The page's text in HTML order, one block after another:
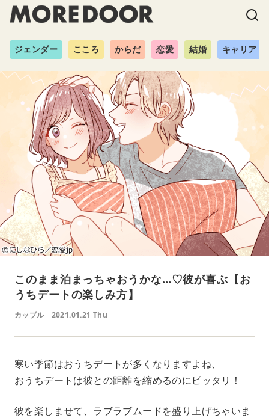
ジェンダー こころ からだ 恋愛 結婚 キャリア
このまま泊まっちゃおうかな…♡彼が喜ぶ【お
うちデートの楽しみ方】
カップル 2021.01.21 Thu
寒い季節はおうちデートが多くなりますよね、
おうちデートは彼との距離を縮めるのにピッタリ！
彼を楽しませて、ラブラブムードを盛り上げちゃいま